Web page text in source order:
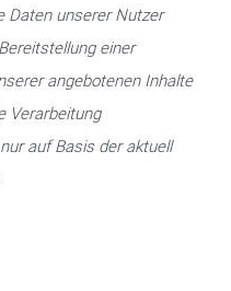
Daten unserer Nutzer
einer
angebotenen Inhalte
Verarbeitung
auf Basis der aktuell